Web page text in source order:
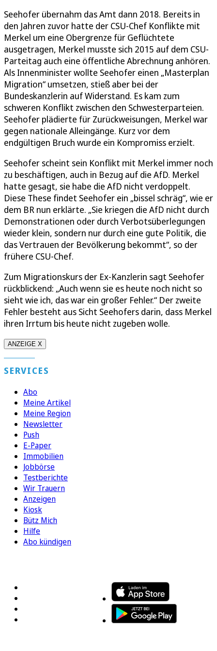
Seehofer übernahm das Amt dann 2018. Bereits in
den Jahren zuvor hatte der CSU-Chef Konflikte mit
Merkel um eine Obergrenze für Geflüchtete
ausgetragen, Merkel musste sich 2015 auf dem CSU-
Parteitag auch eine öffentliche Abrechnung anhören.
Als Innenminister wollte Seehofer einen „Masterplan
Migration“ umsetzen, stieß aber bei der
Bundeskanzlerin auf Widerstand. Es kam zum
schweren Konflikt zwischen den Schwesterparteien.
Seehofer plädierte für Zurückweisungen, Merkel war
gegen nationale Alleingänge. Kurz vor dem
endgültigen Bruch wurde ein Kompromiss erzielt.
Seehofer scheint sein Konflikt mit Merkel immer noch
zu beschäftigen, auch in Bezug auf die AfD. Merkel
hatte gesagt, sie habe die AfD nicht verdoppelt.
Diese These findet Seehofer ein „bissel schräg“, wie er
dem BR nun erklärte. „Sie kriegen die AfD nicht durch
Demonstrationen oder durch Verbotsüberlegungen
wieder klein, sondern nur durch eine gute Politik, die
das Vertrauen der Bevölkerung bekommt“, so der
frühere CSU-Chef.
Zum Migrationskurs der Ex-Kanzlerin sagt Seehofer
rückblickend: „Auch wenn sie es heute noch nicht so
sieht wie ich, das war ein großer Fehler.“ Der zweite
Fehler besteht aus Sicht Seehofers darin, dass Merkel
ihren Irrtum bis heute nicht zugeben wolle.
ANZEIGE X
SERVICES
Abo
Meine Artikel
Meine Region
Newsletter
Push
E-Paper
Immobilien
Jobbörse
Testberichte
Wir Trauern
Anzeigen
Kiosk
Bütz Mich
Hilfe
Abo kündigen